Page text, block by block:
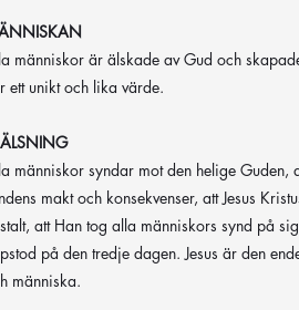
människor är älskade av Gud och
ett unikt och lika värde.
människor syndar mot den helige Guden,
makt och konsekvenser, att Jesus
att Han tog alla människors synd på
på den tredje dagen. Jesus är den
människa.